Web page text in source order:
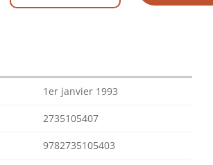
1er janvier 1993
2735105407
9782735105403